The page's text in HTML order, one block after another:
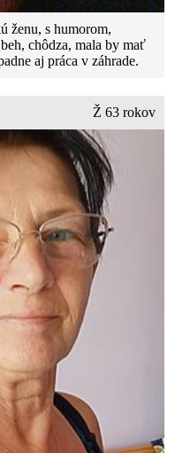
ženu, s humorom,
chôdza, mala by mať
aj práca v záhrade.
Ž 63 rokov